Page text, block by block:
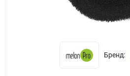
Бренд: